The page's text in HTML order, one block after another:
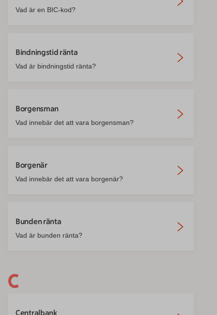
Vad är en BIC-kod?
Bindningstid ränta
Vad är bindningstid ränta?
Borgensman
Vad innebär det att vara borgensman?
Borgenär
Vad innebär det att vara borgenär?
Bunden ränta
Vad är bunden ränta?
C
Centralbank